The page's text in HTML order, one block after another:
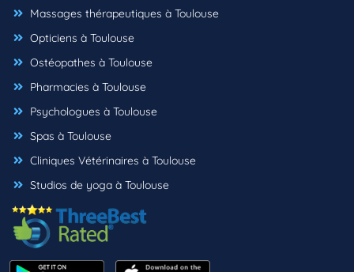
Massages thérapeutiques à Toulouse
Opticiens à Toulouse
Ostéopathes à Toulouse
Pharmacies à Toulouse
Psychologues à Toulouse
Spas à Toulouse
Cliniques Vétérinaires à Toulouse
Studios de yoga à Toulouse